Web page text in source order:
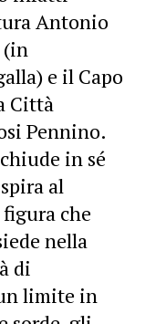
Antonio
(in
e il Capo
Città
Pennino.
in sé
al
che
nella
di
limite in